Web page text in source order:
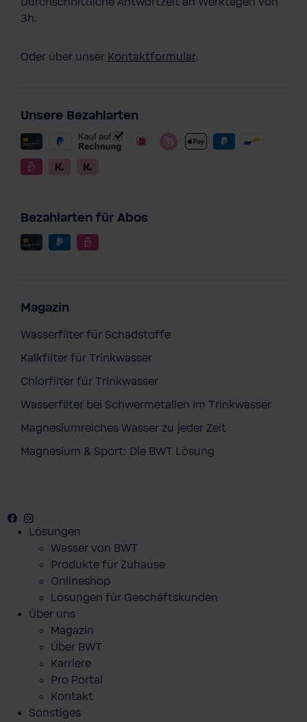
3h.
Oder über unser Kontaktformular.
Unsere Bezahlarten
Bezahlarten für Abos
Magazin
Wasserfilter für Schadstoffe
Kalkfilter für Trinkwasser
Chlorfilter für Trinkwasser
Wasserfilter bei Schwermetallen im Trinkwasser
Magnesiumreiches Wasser zu jeder Zeit
Magnesium & Sport: Die BWT Lösung
Facebook
Youtube
Lösungen
Wasser von BWT
Produkte für Zuhause
Onlineshop
Lösungen für Geschäftskunden
Über uns
Magazin
Über BWT
Karriere
Pro Portal
Kontakt
Sonstiges